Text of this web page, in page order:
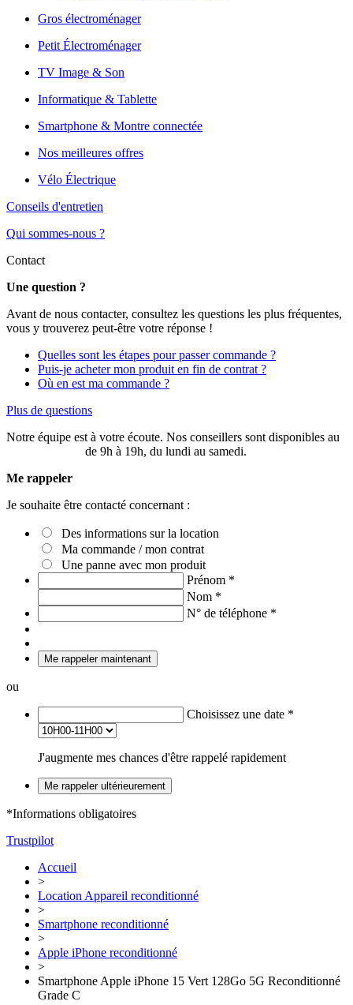
Gros électroménager
Petit Électroménager
TV Image & Son
Informatique & Tablette
Smartphone & Montre connectée
Nos meilleures offres
Vélo Électrique
Conseils d'entretien
Qui sommes-nous ?
Contact
Une question ?
Avant de nous contacter, consultez les questions les plus fréquentes,
vous y trouverez peut-être votre réponse !
Quelles sont les étapes pour passer commande ?
Puis-je acheter mon produit en fin de contrat ?
Où en est ma commande ?
Plus de questions
Notre équipe est à votre écoute. Nos conseillers sont disponibles au
de 9h à 19h, du lundi au samedi.
Me rappeler
Je souhaite être contacté concernant :
Des informations sur la location
Ma commande / mon contrat
Une panne avec mon produit
Prénom *
Nom *
N° de téléphone *
Me rappeler maintenant
ou
Choisissez une date *
J'augmente mes chances d'être rappelé rapidement
Me rappeler ultérieurement
*Informations obligatoires
Trustpilot
Accueil
>
Location Appareil reconditionné
>
Smartphone reconditionné
>
Apple iPhone reconditionné
>
Smartphone Apple iPhone 15 Vert 128Go 5G Reconditionné
Grade C